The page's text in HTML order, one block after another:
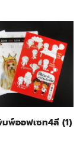
พ์ออฟเซท4สี (1)